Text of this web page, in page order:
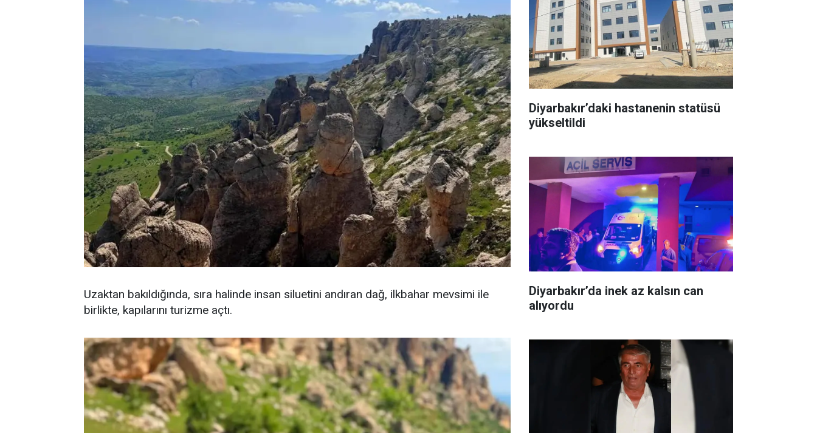
Uzaktan bakıldığında, sıra halinde insan siluetini andıran dağ, ilkbahar mevsimi ile
birlikte, kapılarını turizme açtı.
Diyarbakır’daki hastanenin statüsü
yükseltildi
Diyarbakır’da inek az kalsın can
alıyordu